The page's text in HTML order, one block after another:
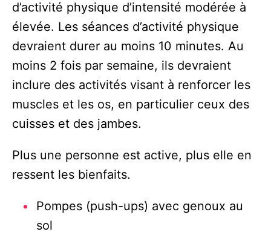
d’activité physique d’intensité modérée à
élevée. Les séances d’activité physique
devraient durer au moins 10 minutes. Au
moins 2 fois par semaine, ils devraient
inclure des activités visant à renforcer les
muscles et les os, en particulier ceux des
cuisses et des jambes.
Plus une personne est active, plus elle en
ressent les bienfaits.
Pompes (push-ups) avec genoux au
sol